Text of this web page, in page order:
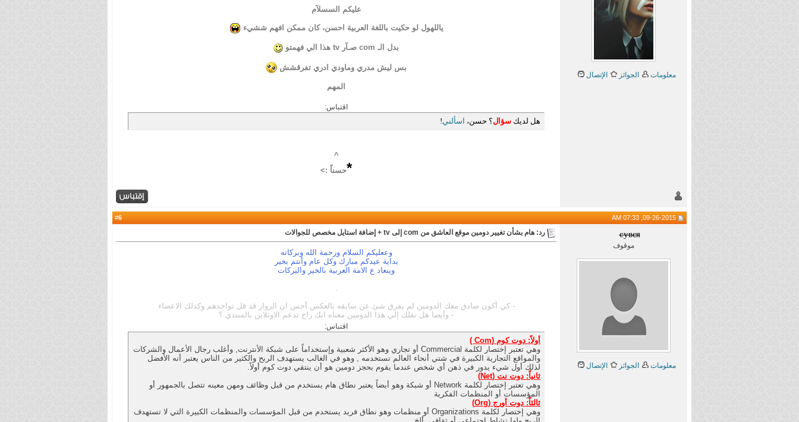
معلومات الجوائز الإتصال
عليكم السسلآم
ياللهول لو حكيت باللغة العربية احسن، كان ممكن افهم ششيء
بدل الـ com صـآر tv هذا الي فهمتو
بس ليش مدري وماودي ادري تفرقشش
المهم
اقتباس:
هل لديك سؤال؟ حسن، اسألني!
^
*حسناً :>
6
cувєя
موقوف
معلومات الجوائز الإتصال
رد: هام بشأن تغيير دومين موقع العاشق من com إلى tv + إضافة استايل مخصص للجوالات
وععليكم السلام ورحمة الله وبركاته
بداية عيدكم مبارك وكل عام وأنتم بخير
وينعاد ع الامة العربية بالخير والبركات
.
- كي أكون صادق معك الدومين لم يفرق شئ عن سابقه بالعكس أحس ان الزوار قد قل تواجدهم وكذلك الاعضاء
- وأيضا هل نقلك إلي هذا الدومين معناه انك راح تدعم الاونلاين بالمنتدي ؟
اقتباس:
أولاً: دوت كوم (Com )
وهي تعتبر إختصار لكلمة Commercial أو تجاري وهو الأكثر شعبية وإستخداماً على شبكة الأنترنت, وأغلب رجال الأعمال والشركات
والمواقع التجارية الكبيرة في شتي أنحاء العالم تستخدمه , وهو في الغالب يستهدف الربح والكثير من الناس يعتبر أنه الأفضل
لذلك أول شيء يدور في ذهن أي شخص عندما يقوم بحجز دومين هو أن ينتقي دوت كوم أولاً.
ثانياً: دوت نت (Net)
وهي تعتبر إختصار لكلمة Network أو شبكة وهو أيضاً يعتبر نطاق هام يستخدم من قبل وظائف ومهن معينه تتصل بالجمهور أو
المؤسسات أو المنظمات الفكرية
ثالثاً: دوت أورج (Org)
وهي إختصار لكلمة Organizations أو منظمات وهو نطاق فريد يستخدم من قبل المؤسسات والمنظمات الكبيرة التي لا تستهدف